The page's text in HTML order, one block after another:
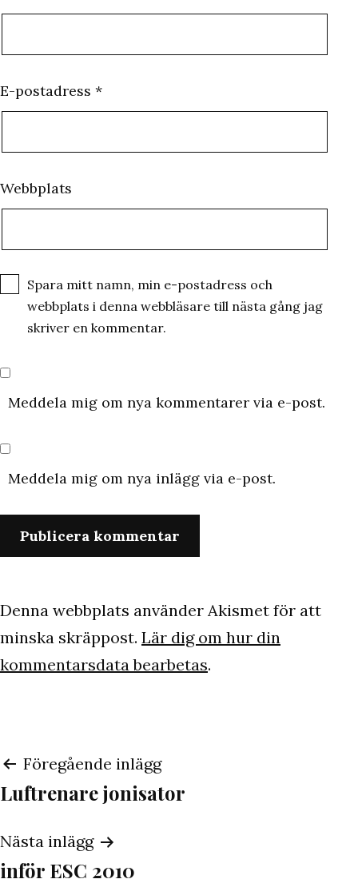
E-postadress *
Webbplats
Spara mitt namn, min e-postadress och
webbplats i denna webbläsare till nästa gång jag
skriver en kommentar.
Meddela mig om nya kommentarer via e-post.
Meddela mig om nya inlägg via e-post.
Denna webbplats använder Akismet för att
minska skräppost. Lär dig om hur din
kommentarsdata bearbetas.
Inläggsnavigering
Föregående inlägg
Luftrenare jonisator
Nästa inlägg
inför ESC 2010